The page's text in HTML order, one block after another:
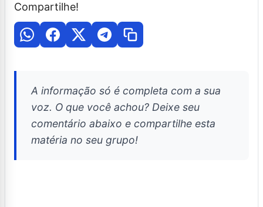
Compartilhe!
A informação só é completa com a sua
voz. O que você achou? Deixe seu
comentário abaixo e compartilhe esta
matéria no seu grupo!